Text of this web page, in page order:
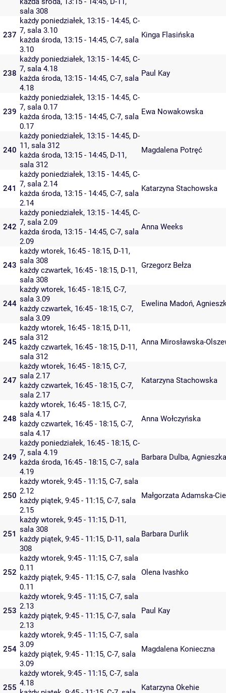
sala 308
237
każdy poniedziałek, 13:15 - 14:45, C-
7, sala 3.10
każda środa, 13:15 - 14:45, C-7, sala
3.10
Kinga Flasińska
238
każdy poniedziałek, 13:15 - 14:45, C-
7, sala 4.18
każda środa, 13:15 - 14:45, C-7, sala
4.18
Paul Kay
239
każdy poniedziałek, 13:15 - 14:45, C-
7, sala 0.17
każda środa, 13:15 - 14:45, C-7, sala
0.17
Ewa Nowakowska
240
każdy poniedziałek, 13:15 - 14:45, D-
11, sala 312
każda środa, 13:15 - 14:45, D-11,
sala 312
Magdalena Potręć
241
każdy poniedziałek, 13:15 - 14:45, C-
7, sala 2.14
każda środa, 13:15 - 14:45, C-7, sala
2.14
Katarzyna Stachowska
242
każdy poniedziałek, 13:15 - 14:45, C-
7, sala 2.09
każda środa, 13:15 - 14:45, C-7, sala
2.09
Anna Weeks
243
każdy wtorek, 16:45 - 18:15, D-11,
sala 308
każdy czwartek, 16:45 - 18:15, D-11,
sala 308
Grzegorz Bełza
244
każdy wtorek, 16:45 - 18:15, C-7,
sala 3.09
każdy czwartek, 16:45 - 18:15, C-7,
sala 3.09
Ewelina Madoń,
245
każdy wtorek, 16:45 - 18:15, D-11,
sala 312
każdy czwartek, 16:45 - 18:15, D-11,
sala 312
Anna Mirosławska-
247
każdy wtorek, 16:45 - 18:15, C-7,
sala 2.17
każdy czwartek, 16:45 - 18:15, C-7,
sala 2.17
Katarzyna Stachowska
248
każdy wtorek, 16:45 - 18:15, C-7,
sala 4.17
każdy czwartek, 16:45 - 18:15, C-7,
sala 4.17
Anna Wołczyńska
249
każdy poniedziałek, 16:45 - 18:15, C-
7, sala 4.19
każda środa, 16:45 - 18:15, C-7, sala
4.19
Barbara Dulba,
250
każdy wtorek, 9:45 - 11:15, C-7, sala
2.12
każdy piątek, 9:45 - 11:15, C-7, sala
2.15
Małgorzata Adamska-
251
każdy wtorek, 9:45 - 11:15, D-11,
sala 308
każdy piątek, 9:45 - 11:15, D-11, sala
308
Barbara Durlik
252
każdy wtorek, 9:45 - 11:15, C-7, sala
0.11
każdy piątek, 9:45 - 11:15, C-7, sala
0.11
Olena Ivashko
253
każdy wtorek, 9:45 - 11:15, C-7, sala
2.13
każdy piątek, 9:45 - 11:15, C-7, sala
2.13
Paul Kay
254
każdy wtorek, 9:45 - 11:15, C-7, sala
3.09
każdy piątek, 9:45 - 11:15, C-7, sala
3.09
Magdalena Konieczna
255
każdy wtorek, 9:45 - 11:15, C-7, sala
4.18
Katarzyna Okehie